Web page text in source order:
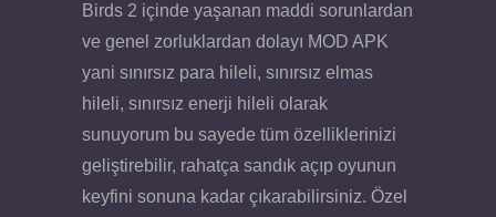
Birds 2 içinde yaşanan maddi sorunlardan
ve genel zorluklardan dolayı MOD APK
yani sınırsız para hileli, sınırsız elmas
hileli, sınırsız enerji hileli olarak
sunuyorum bu sayede tüm özelliklerinizi
geliştirebilir, rahatça sandık açıp oyunun
keyfini sonuna kadar çıkarabilirsiniz. Özel